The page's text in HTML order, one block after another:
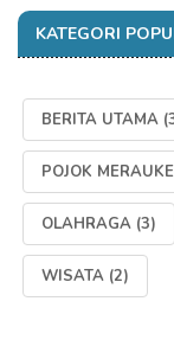
KATEGORI
BERITA UTAMA
POJOK MERAUKE
OLAHRAGA (3)
WISATA (2)